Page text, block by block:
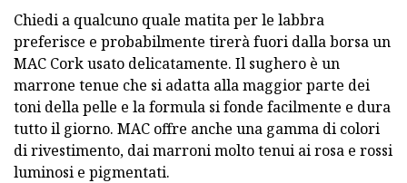
Chiedi a qualcuno quale matita per le labbra
preferisce e probabilmente tirerà fuori dalla borsa un
MAC Cork usato delicatamente. Il sughero è un
marrone tenue che si adatta alla maggior parte dei
toni della pelle e la formula si fonde facilmente e dura
tutto il giorno. MAC offre anche una gamma di colori
di rivestimento, dai marroni molto tenui ai rosa e rossi
luminosi e pigmentati.